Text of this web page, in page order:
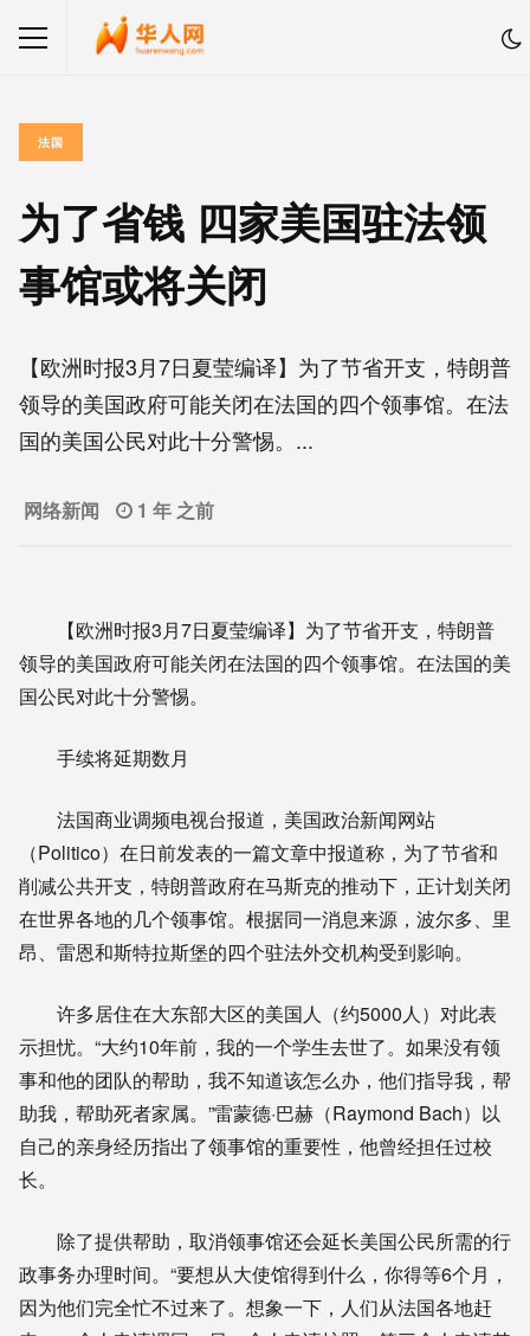
法国
为了省钱 四家美国驻法领
事馆或将关闭
【欧洲时报3月7日夏莹编译】为了节省开支，特朗普
领导的美国政府可能关闭在法国的四个领事馆。在法
国的美国公民对此十分警惕。...
网络新闻 1 年 之前
【欧洲时报3月7日夏莹编译】为了节省开支，特朗普
领导的美国政府可能关闭在法国的四个领事馆。在法国的美
国公民对此十分警惕。
手续将延期数月
法国商业调频电视台报道，美国政治新闻网站
（Politico）在日前发表的一篇文章中报道称，为了节省和
削减公共开支，特朗普政府在马斯克的推动下，正计划关闭
在世界各地的几个领事馆。根据同一消息来源，波尔多、里
昂、雷恩和斯特拉斯堡的四个驻法外交机构受到影响。
许多居住在大东部大区的美国人（约5000人）对此表
示担忧。“大约10年前，我的一个学生去世了。如果没有领
事和他的团队的帮助，我不知道该怎么办，他们指导我，帮
助我，帮助死者家属。”雷蒙德·巴赫（Raymond Bach）以
自己的亲身经历指出了领事馆的重要性，他曾经担任过校
长。
除了提供帮助，取消领事馆还会延长美国公民所需的行
政事务办理时间。“要想从大使馆得到什么，你得等6个月，
因为他们完全忙不过来了。想象一下，人们从法国各地赶